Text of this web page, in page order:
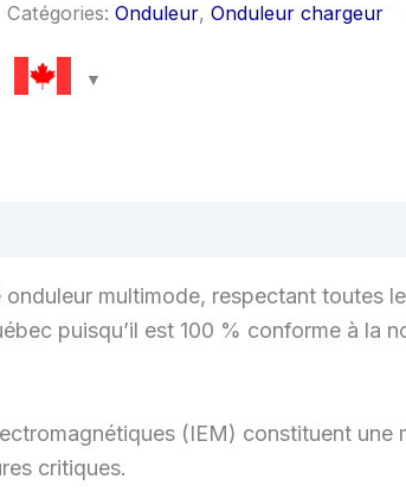
Catégories:Onduleur,Onduleur chargeur
multimode, respectant toutes
puisqu’il est 100 % conforme à la
(IEM) constituent une
critiques.